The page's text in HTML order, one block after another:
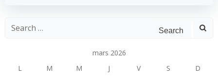
Search
mars 2026
L
M M J V S
D